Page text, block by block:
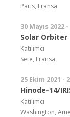
Paris, Fransa
30 Mayıs 2022
Solar Orbiter
Katılımcı
Sete, Fransa
25 Ekim 2021 -
Hinode-14/
Katılımcı
Washington,